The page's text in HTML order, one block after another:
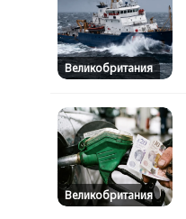
Великобритания
Великобритания